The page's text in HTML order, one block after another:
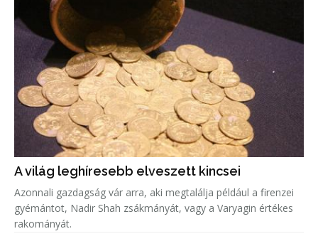
A világ leghíresebb elveszett kincsei
Azonnali gazdagság vár arra, aki megtalálja például a firenzei
gyémántot, Nadir Shah zsákmányát, vagy a Varyagin értékes
rakományát.